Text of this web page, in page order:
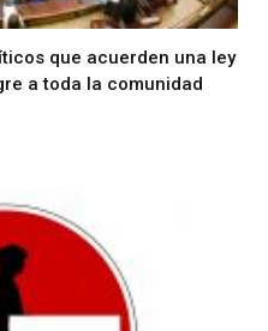
que acuerden una ley
a toda la comunidad